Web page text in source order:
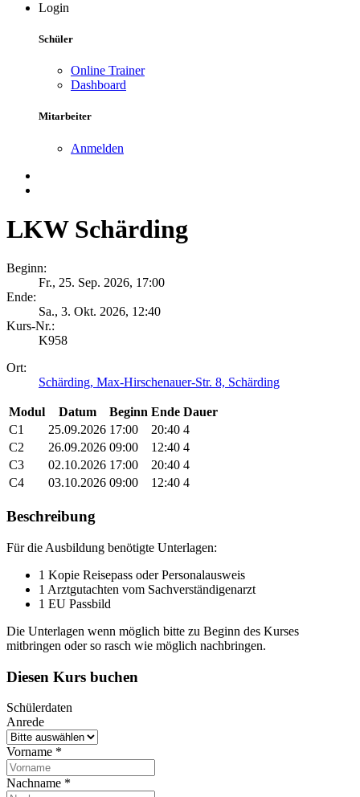
Login
Schüler
Online Trainer
Dashboard
Mitarbeiter
Anmelden
LKW Schärding
Beginn:
Fr., 25. Sep. 2026, 17:00
Ende:
Sa., 3. Okt. 2026, 12:40
Kurs-Nr.:
K958
Ort:
Schärding, Max-Hirschenauer-Str. 8, Schärding
Modul Datum Beginn Ende Dauer
C1
25.09.2026 17:00 20:40 4
C2
26.09.2026 09:00 12:40 4
C3
02.10.2026 17:00 20:40 4
C4
03.10.2026 09:00 12:40 4
Beschreibung
Für die Ausbildung benötigte Unterlagen:
1 Kopie Reisepass oder Personalausweis
1 Arztgutachten vom Sachverständigenarzt
1 EU Passbild
Die Unterlagen wenn möglich bitte zu Beginn des Kurses
mitbringen oder so rasch wie möglich nachbringen.
Diesen Kurs buchen
Schülerdaten
Anrede
Vorname *
Nachname *